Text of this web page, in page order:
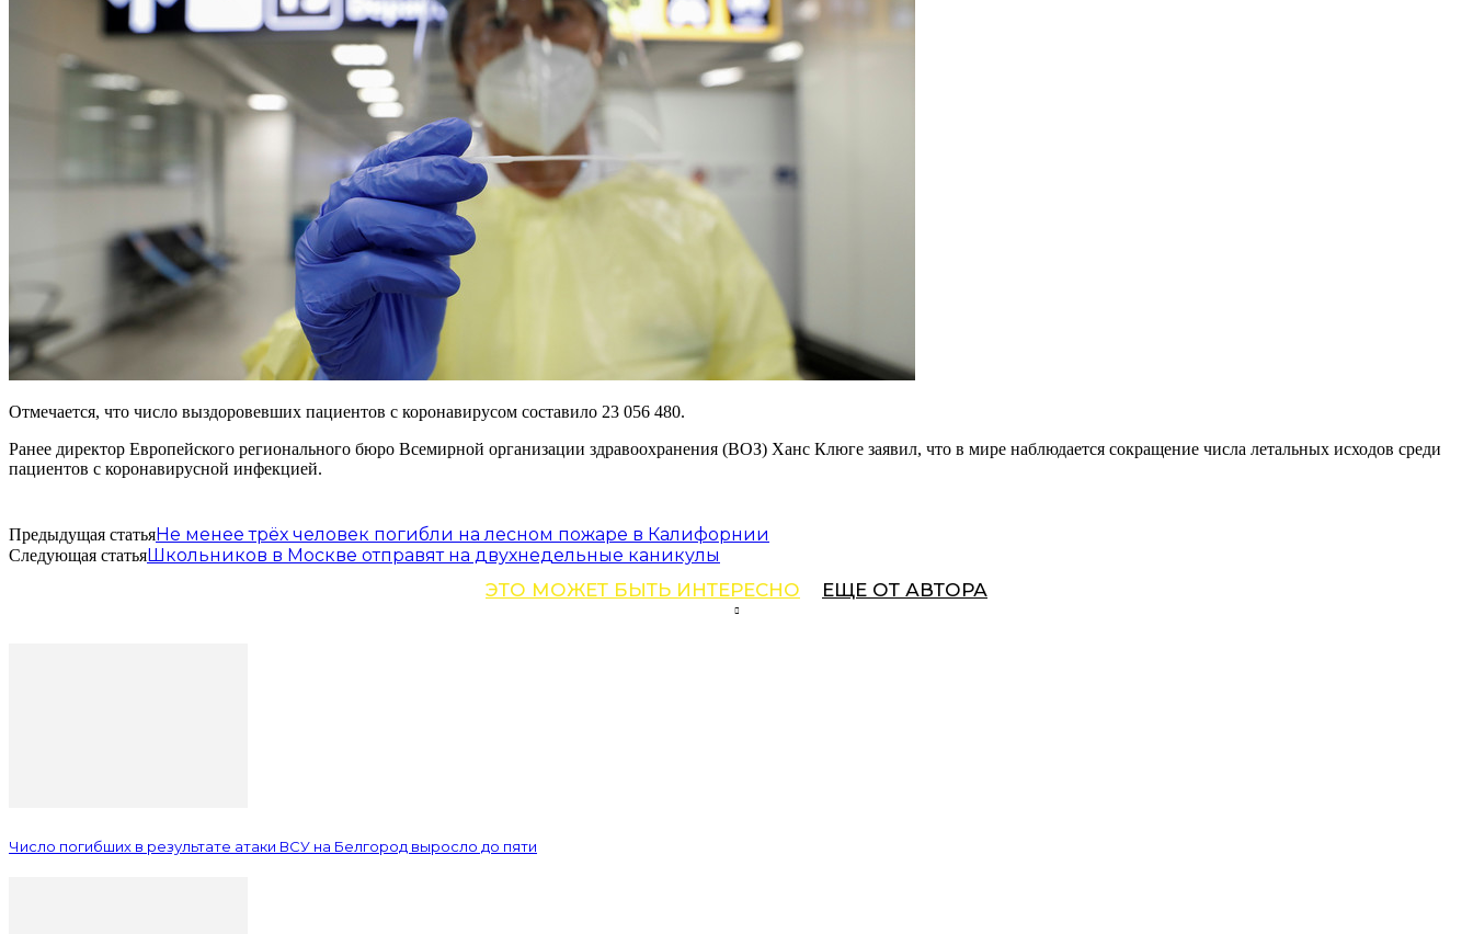
Отмечается, что число выздоровевших пациентов с коронавирусом составило 23 056 480.
Ранее директор Европейского регионального бюро Всемирной организации здравоохранения (ВОЗ) Ханс Клюге заявил, что в мире наблюдается сокращение числа летальных исходов среди
пациентов с коронавирусной инфекцией.
Предыдущая статьяНе менее трёх человек погибли на лесном пожаре в Калифорнии
Следующая статьяШкольников в Москве отправят на двухнедельные каникулы
ЭТО МОЖЕТ БЫТЬ ИНТЕРЕСНО ЕЩЕ ОТ АВТОРА
Число погибших в результате атаки ВСУ на Белгород выросло до пяти